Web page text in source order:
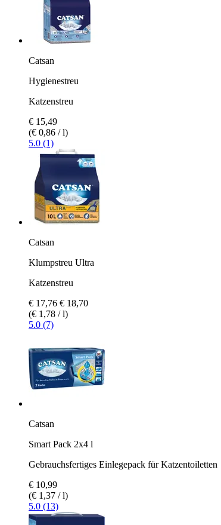
Catsan
Hygienestreu
Katzenstreu
€ 15,49
(€ 0,86 / l)
5.0 (1)
Catsan
Klumpstreu Ultra
Katzenstreu
€ 17,76 € 18,70
(€ 1,78 / l)
5.0 (7)
Catsan
Smart Pack 2x4 l
Gebrauchsfertiges Einlegepack für Katzentoiletten
€ 10,99
(€ 1,37 / l)
5.0 (13)